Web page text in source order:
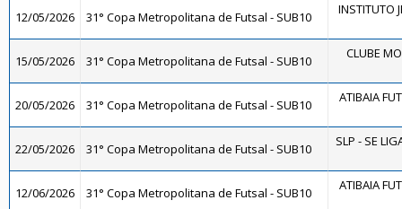
12/05/2026 31° Copa Metropolitana de Futsal - SUB10 INSTITUTO
15/05/2026 31° Copa Metropolitana de Futsal - SUB10 CLUBE
20/05/2026 31° Copa Metropolitana de Futsal - SUB10 ATIBAIA
22/05/2026 31° Copa Metropolitana de Futsal - SUB10 SLP - SE
12/06/2026 31° Copa Metropolitana de Futsal - SUB10 ATIBAIA